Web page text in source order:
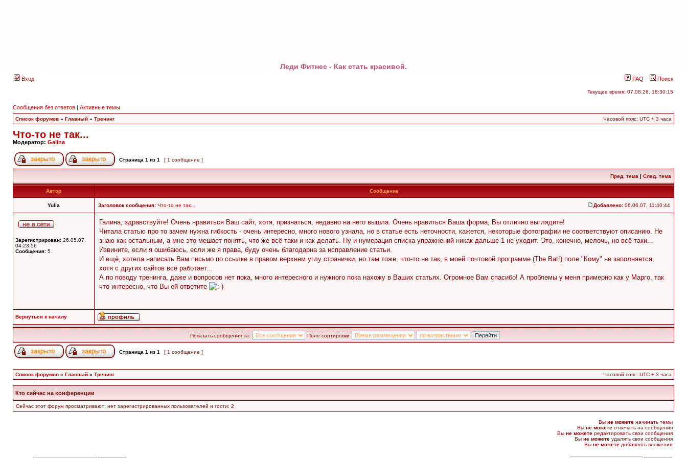
Леди Фитнес - Как стать красивой.
Вход FAQ Поиск
Текущее время: 07.08.26, 18:30:15
Сообщения без ответов | Активные темы
Список форумов » Главный » Тренинг Часовой пояс: UTC + 3 часа
Что-то не так...
Модератор: Galina
Страница 1 из 1 [ 1 сообщение ]
Пред. тема | След. тема
Автор Сообщение
Yulia Заголовок сообщения: Что-то не так... Добавлено: 06.06.07, 11:40:44
Зарегистрирован: 26.05.07,
04:23:56
Сообщения: 5
Галина, здравствуйте! Очень нравиться Ваш сайт, хотя, признаться, недавно на него вышла. Очень нравиться Ваша форма, Вы отлично выглядите!
Читала статью про то зачем нужна гибкость - очень интересно, много нового узнала, но в статье есть неточности, кажется, некоторые фотографии не соответствуют описанию. Не
знаю как остальным, а мне это мешает понять, что же всё-таки и как делать. Ну и нумерация списка упражнений никак дальше 1 не уходит. Это, конечно, мелочь, но всё-таки...
Извините, если я ошибаюсь, если же я права, буду очень благодарна за исправление статьи.
И ещё, хотела написать Вам письмо по ссылке в правом верхнем углу странички, но там тоже, что-то не так, в моей почтовой программе (The Bat!) поле "Кому" не заполняется,
хотя с других сайтов всё работает...
А по поводу тренинга, даже и вопросов нет пока, много интересного и нужного пока нахожу в Ваших статьях. Огромное Вам спасибо! А проблемы у меня примерно как у Марго, так
что интересно, что Вы ей ответите
Вернуться к началу
Показать сообщения за: Поле сортировки
Страница 1 из 1 [ 1 сообщение ]
Список форумов » Главный » Тренинг Часовой пояс: UTC + 3 часа
Кто сейчас на конференции
Сейчас этот форум просматривают: нет зарегистрированных пользователей и гости: 2
Вы не можете начинать темы
Вы не можете отвечать на сообщения
Вы не можете редактировать свои сообщения
Вы не можете удалять свои сообщения
Вы не можете добавлять вложения